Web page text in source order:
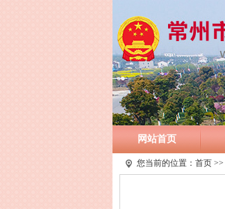
网站首页
您当前的位置： 首页 >>